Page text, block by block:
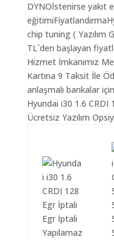
DYNOİstenirse yakıt
chip tuning ( Yazılım
TL`den başlayan
Hizmet İmkanımız
Kartına 9 Taksit İle
anlaşmalı bankalar
Hyundai i30 1.6 CRDI
Ücretsiz Yazılım
Egr İptali
Yapılamaz